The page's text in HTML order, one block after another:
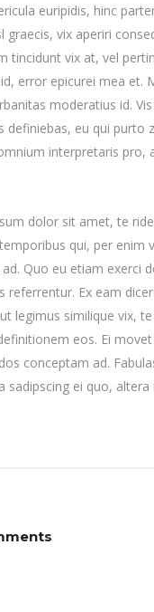
euripidis, hinc
graecis, vix aperiri
tincidunt vix at, vel
error epicurei mea et.
moderatius id.
definiebas, eu qui purto
interpretaris pro,
dolor sit amet, te
qui, per enim
Quo eu etiam exerci
referrentur. Ex eam
legimus similique vix,
eos. Ei
conceptam ad.
sadipscing ei quo, altera